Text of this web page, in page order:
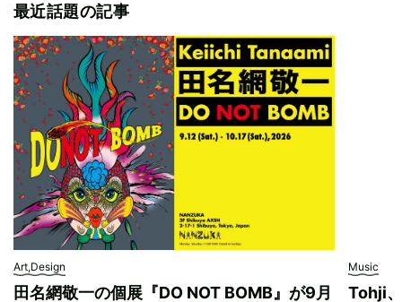
最近話題の記事
Art,Design
田名網敬一の個展『DO NOT BOMB』が9月
Music
Tohji